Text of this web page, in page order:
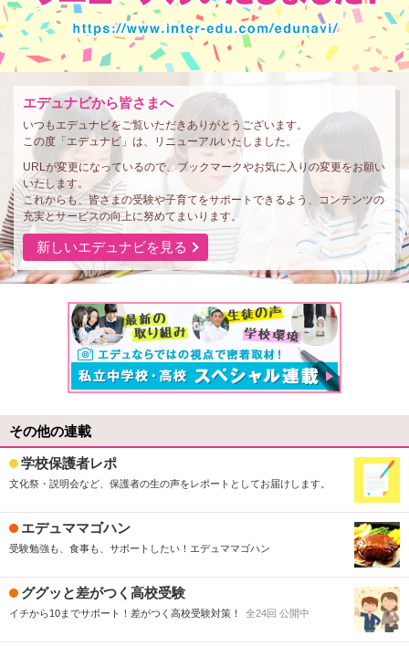
エデュナビから皆さまへ
いつもエデュナビをご覧いただきありがとうございます。
この度「エデュナビ」は、リニューアルいたしました。
URLが変更になっているので、ブックマークやお気に入りの変更をお願い
いたします。
これからも、皆さまの受験や子育てをサポートできるよう、コンテンツの
充実とサービスの向上に努めてまいります。
新しいエデュナビを見る
その他の連載
学校保護者レポ
文化祭・説明会など、保護者の生の声をレポートとしてお届けします。
エデュママゴハン
受験勉強も、食事も、サポートしたい！エデュママゴハン
ググッと差がつく高校受験
イチから10までサポート！差がつく高校受験対策！ 全24回 公開中